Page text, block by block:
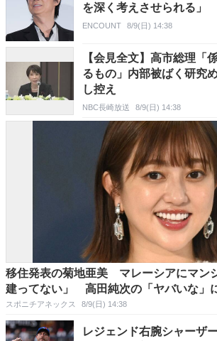
を深く考えさせられる」
ENCOUNT 8/9(日) 14:38
【会見全文】高市総理「
るもの」内部被ばく研究
し控え
NBC長崎放送 8/9(日) 14:38
移住発表の菊地亜美 マレーシアにマン
建ってない」 高田純次の「ヤバいな」
スポニチアネックス 8/9(日) 14:38
レジェンド右腕シャーザ